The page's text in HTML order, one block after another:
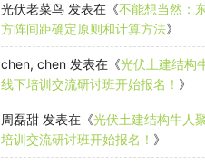
光伏老菜鸟 发表在《不能想当然：
方阵间距确定原则和计算方法》
chen, chen 发表在《光伏土建结构
线下培训交流研讨班开始报名！ 》
周磊甜 发表在《光伏土建结构牛人
培训交流研讨班开始报名！ 》